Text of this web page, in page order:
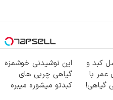
کبد و
عمر با
گیاهی!
این نوشیدنی خوشمزه
گیاهی چربی های
کبدتو میشوره میبره